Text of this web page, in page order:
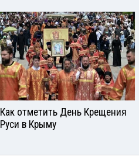
Как отметить День Крещения
Руси в Крыму